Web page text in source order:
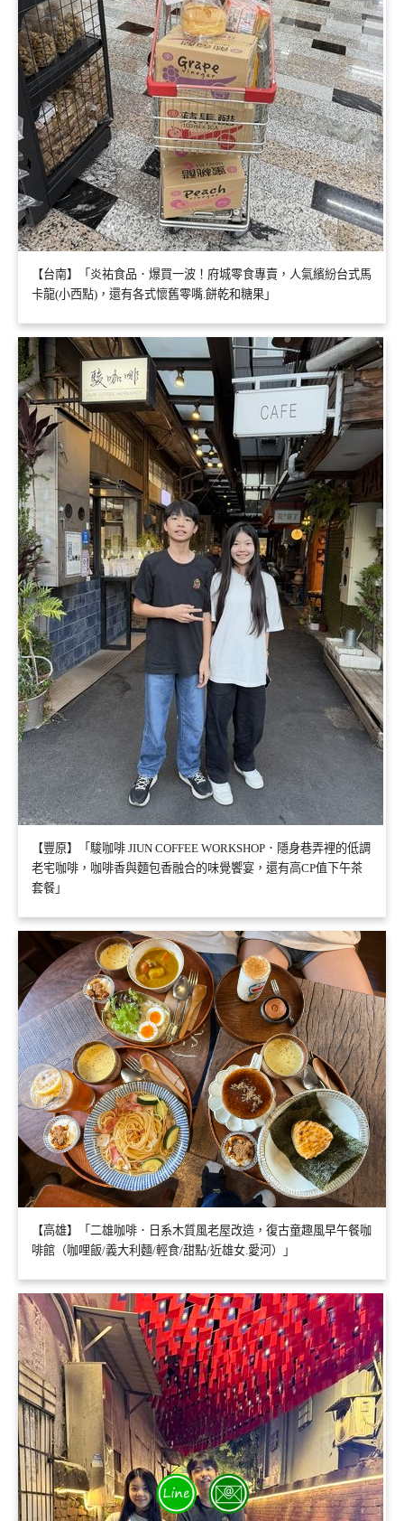
【台南】「炎祐食品．爆買一波！府城零食專賣，人氣繽紛台式馬
卡龍(小西點)，還有各式懷舊零嘴.餅乾和糖果」
【豐原】「駿咖啡 JIUN COFFEE WORKSHOP．隱身巷弄裡的低調
老宅咖啡，咖啡香與麵包香融合的味覺饗宴，還有高CP值下午茶
套餐」
【高雄】「二雄咖啡．日系木質風老屋改造，復古童趣風早午餐咖
啡館（咖哩飯/義大利麵/輕食/甜點/近雄女.愛河）」